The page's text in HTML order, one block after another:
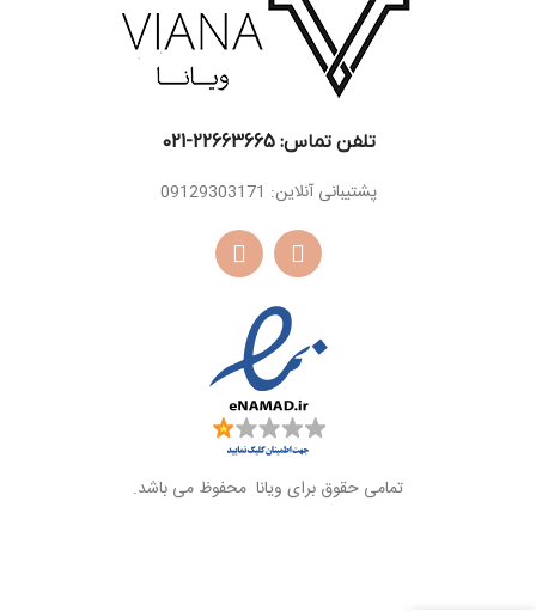
تلفن تماس: 22663665-021​
پشتیبانی آنلاین: 09129303171
تمامی حقوق برای ویانا محفوظ می باشد.